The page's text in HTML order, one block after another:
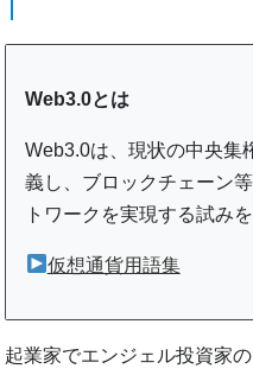
Web3.0とは
Web3.0は、現状の中央集
義し、ブロックチェーン
トワークを実現する試みを
仮想通貨用語集
起業家でエンジェル投資家